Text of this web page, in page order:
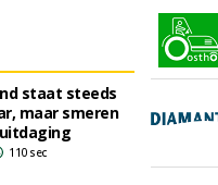
staat steeds
maar smeren
110 sec